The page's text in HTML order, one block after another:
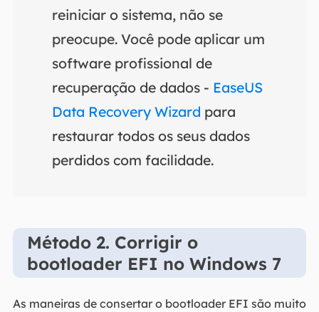
reiniciar o sistema, não se
preocupe. Você pode aplicar um
software profissional de
recuperação de dados - EaseUS
Data Recovery Wizard para
restaurar todos os seus dados
perdidos com facilidade.
Método 2. Corrigir o
bootloader EFI no Windows 7
As maneiras de consertar o bootloader EFI são muito